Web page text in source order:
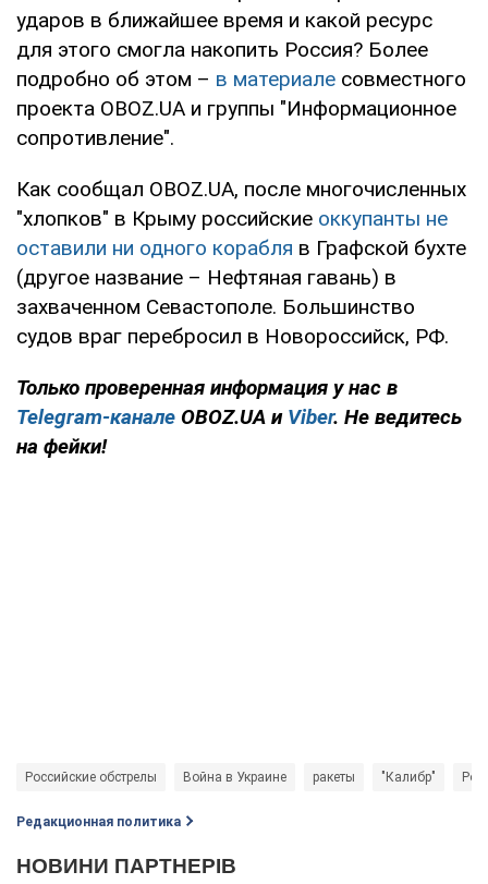
ударов в ближайшее время и какой ресурс
для этого смогла накопить Россия? Более
подробно об этом – в материале совместного
проекта OBOZ.UA и группы "Информационное
сопротивление".
Как сообщал OBOZ.UA, после многочисленных
"хлопков" в Крыму российские оккупанты не
оставили ни одного корабля в Графской бухте
(другое название – Нефтяная гавань) в
захваченном Севастополе. Большинство
судов враг перебросил в Новороссийск, РФ.
Только проверенная информация у нас в
Telegram-канале OBOZ.UA и Viber. Не ведитесь
на фейки!
Российские обстрелы Война в Украине ракеты "Калибр"
Редакционная политика